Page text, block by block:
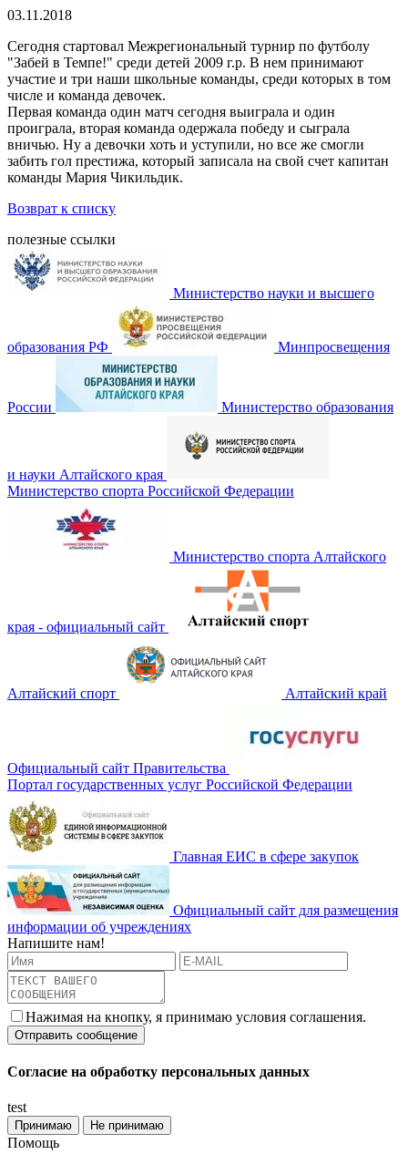
03.11.2018
Сегодня стартовал Межрегиональный турнир по футболу
"Забей в Темпе!" среди детей 2009 г.р. В нем принимают
участие и три наши школьные команды, среди которых в том
числе и команда девочек.
Первая команда один матч сегодня выиграла и один
проиграла, вторая команда одержала победу и сыграла
вничью. Ну а девочки хоть и уступили, но все же смогли
забить гол престижа, который записала на свой счет капитан
команды Мария Чикильдик.
Возврат к списку
полезные ссылки
Министерство науки и высшего
образования РФ Минпросвещения
России Министерство образования
и науки Алтайского края
Министерство спорта Российской Федерации
Министерство спорта Алтайского
края - официальный сайт
Алтайский спорт Алтайский край
Официальный сайт Правительства
Портал государственных услуг Российской Федерации
Главная ЕИС в сфере закупок
Официальный сайт для размещения
информации об учреждениях
Напишите нам!
Нажимая на кнопку, я принимаю условия соглашения.
Согласие на обработку персональных данных
test
Принимаю Не принимаю
Помощь